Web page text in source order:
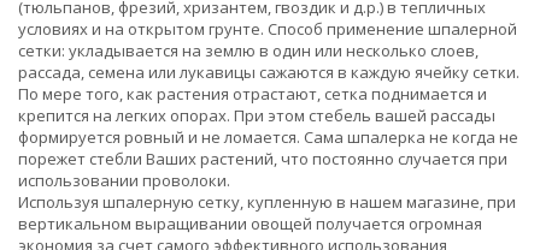
(тюльпанов, фрезий, хризантем, гвоздик и д.р.) в тепличных
условиях и на открытом грунте. Способ применение шпалерной
сетки: укладывается на землю в один или несколько слоев,
рассада, семена или лукавицы сажаются в каждую ячейку сетки.
По мере того, как растения отрастают, сетка поднимается и
крепится на легких опорах. При этом стебель вашей рассады
формируется ровный и не ломается. Сама шпалерка не когда не
порежет стебли Ваших растений, что постоянно случается при
использовании проволоки.
Используя шпалерную сетку, купленную в нашем магазине, при
вертикальном выращивании овощей получается огромная
экономия за счет самого эффективного использования